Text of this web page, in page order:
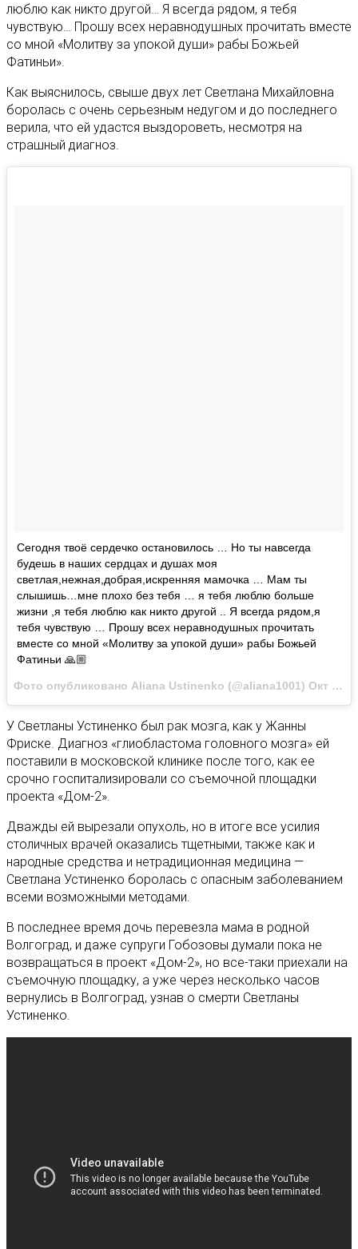
люблю как никто другой… Я всегда рядом, я тебя
чувствую… Прошу всех неравнодушных прочитать вместе
со мной «Молитву за упокой души» рабы Божьей
Фатиньи».
Как выяснилось, свыше двух лет Светлана Михайловна
боролась с очень серьезным недугом и до последнего
верила, что ей удастся выздороветь, несмотря на
страшный диагноз.
Сегодня твоё сердечко остановилось … Но ты навсегда
будешь в наших сердцах и душах моя
светлая,нежная,добрая,искренняя мамочка … Мам ты
слышишь…мне плохо без тебя … я тебя люблю больше
жизни ,я тебя люблю как никто другой .. Я всегда рядом,я
тебя чувствую … Прошу всех неравнодушных прочитать
вместе со мной «Молитву за упокой души» рабы Божьей
Фатиньи 🙏🏼
Фото опубликовано Aliana Ustinenko (@aliana1001) Окт 14 2016 в 11:25 PDT
У Светланы Устиненко был рак мозга, как у Жанны
Фриске. Диагноз «глиобластома головного мозга» ей
поставили в московской клинике после того, как ее
срочно госпитализировали со съемочной площадки
проекта «Дом-2».
Дважды ей вырезали опухоль, но в итоге все усилия
столичных врачей оказались тщетными, также как и
народные средства и нетрадиционная медицина —
Светлана Устиненко боролась с опасным заболеванием
всеми возможными методами.
В последнее время дочь перевезла мама в родной
Волгоград, и даже супруги Гобозовы думали пока не
возвращаться в проект «Дом-2», но все-таки приехали на
съемочную площадку, а уже через несколько часов
вернулись в Волгоград, узнав о смерти Светланы
Устиненко.